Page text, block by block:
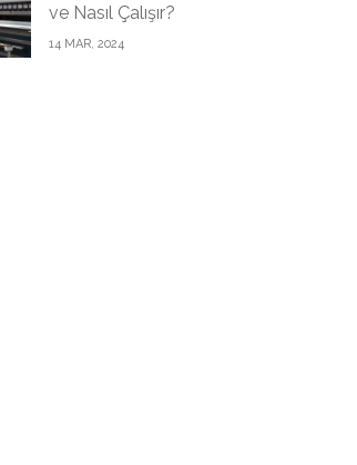
ve Nasıl Çalışır?
14 MAR, 2024